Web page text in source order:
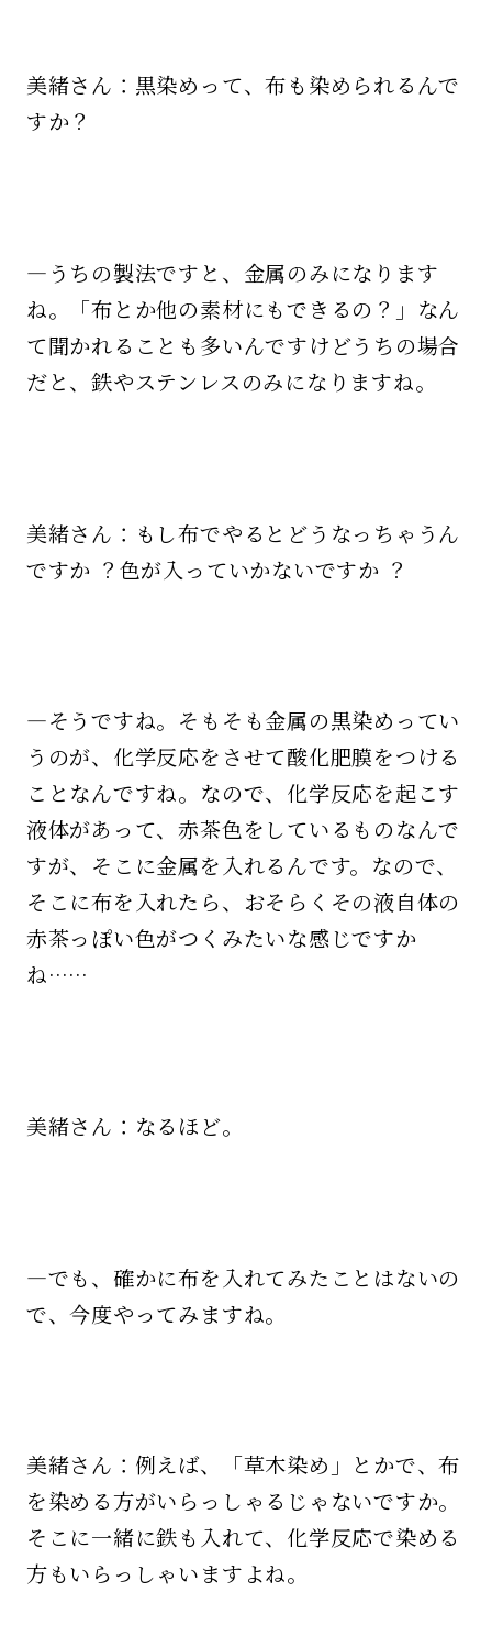
美緒さん：黒染めって、布も染められるんで
すか？
—うちの製法ですと、金属のみになります
ね。「布とか他の素材にもできるの？」なん
て聞かれることも多いんですけどうちの場合
だと、鉄やステンレスのみになりますね。
美緒さん：もし布でやるとどうなっちゃうん
ですか ？色が入っていかないですか ？
—そうですね。そもそも金属の黒染めってい
うのが、化学反応をさせて酸化肥膜をつける
ことなんですね。なので、化学反応を起こす
液体があって、赤茶色をしているものなんで
すが、そこに金属を入れるんです。なので、
そこに布を入れたら、おそらくその液自体の
赤茶っぽい色がつくみたいな感じですか
ね……
美緒さん：なるほど。
—でも、確かに布を入れてみたことはないの
で、今度やってみますね。
美緒さん：例えば、「草木染め」とかで、布
を染める方がいらっしゃるじゃないですか。
そこに一緒に鉄も入れて、化学反応で染める
方もいらっしゃいますよね。